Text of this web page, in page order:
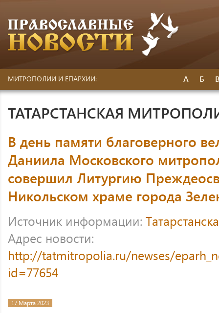
МИТРОПОЛИИ И ЕПАРХИИ: А Б
ТАТАРСТАНСКАЯ
В день памяти благоверного
Даниила Московского
совершил Литургию
Никольском храме города
Источник информации:
Адрес новости:
http://tatmitropolia.ru/newses/
id=77654
17 Марта 2023